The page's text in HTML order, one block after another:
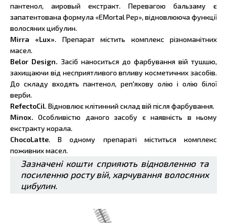
пантенол, аировый екстракт. Перевагою бальзаму є
запатентована формула «EMortal Pep», відновлююча функції
волосяних цибулин.
Mirra «Lux». Препарат містить комплекс різноманітних
масел.
Belor Design. Засіб наноситься до фарбування вій тушшю,
захищаючи від несприятливого впливу косметичних засобів.
До складу входять пантенол, реп'яхову олію і олію білої
верби.
RefectoCil. Відновлює клітинний склад вій після фарбування.
Minox.Особливістю даного засобу є наявність в ньому
екстракту корала.
ChocoLatte. В одному препараті міститься комплекс
поживних масел.
Зазначені кошти сприяють відновленню та
посиленню росту вій, харчування волосяних
цибулин.